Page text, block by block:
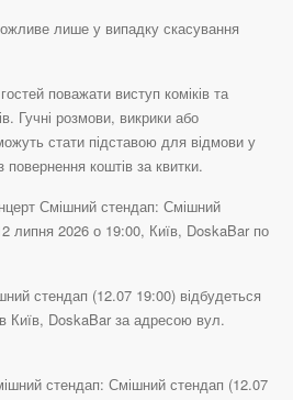
лише у випадку скасування
поважати виступ коміків та
Гучні розмови, викрики або
стати підставою для відмови у
повернення коштів за квитки.
Смішний стендап: Смішний
липня 2026 о 19:00, Київ, DoskaBar по
стендап (12.07 19:00) відбудеться
Київ, DoskaBar за адресою вул.
стендап: Смішний стендап (12.07